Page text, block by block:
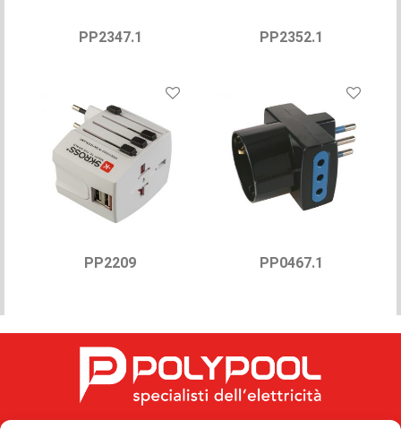
PP2347.1 PP2352.1
PP2209 PP0467.1